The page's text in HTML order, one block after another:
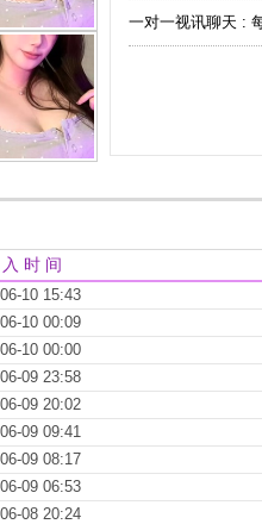
一对一视讯聊天 :
时 间
10 15:43
10 00:09
10 00:00
09 23:58
09 20:02
09 09:41
09 08:17
09 06:53
08 20:24